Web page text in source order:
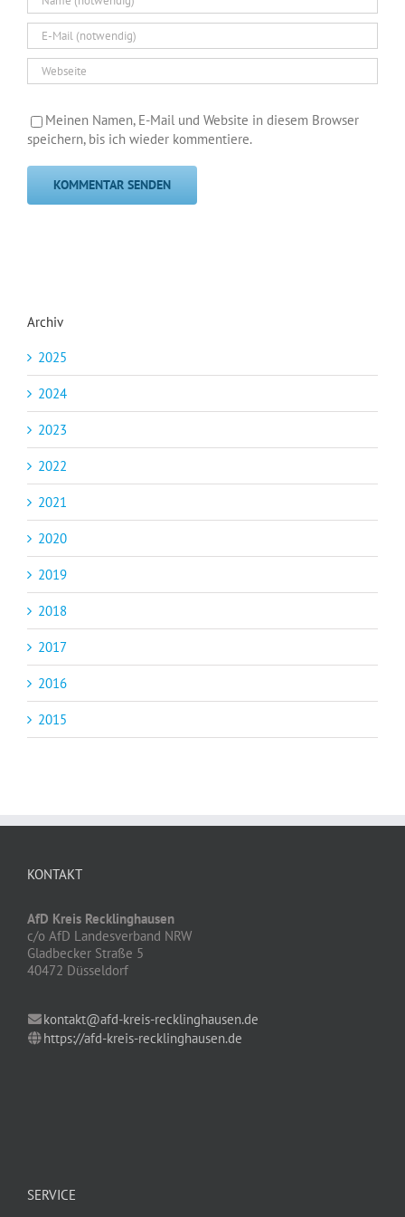
Meinen Namen, E-Mail und Website in diesem Browser
speichern, bis ich wieder kommentiere.
Archiv
2025
2024
2023
2022
2021
2020
2019
2018
2017
2016
2015
KONTAKT
AfD Kreis Recklinghausen
c/o AfD Landesverband NRW
Gladbecker Straße 5
40472 Düsseldorf
kontakt@afd-kreis-recklinghausen.de
https://afd-kreis-recklinghausen.de
SERVICE